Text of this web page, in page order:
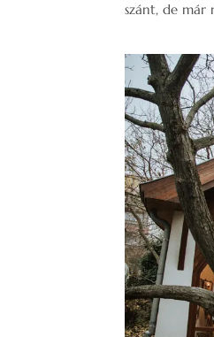
szánt, de már